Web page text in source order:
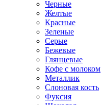
Черные
Желтые
Красные
Зеленые
Серые
Бежевые
Глянцевые
Кофе с молоком
Металлик
Слоновая кость
Фуксия